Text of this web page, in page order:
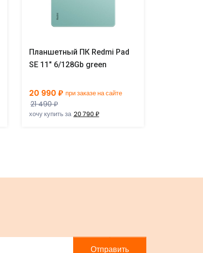
Планшетный ПК Redmi Pad
SE 11" 6/128Gb green
20 990 ₽ при заказе на сайте
21 490 ₽
хочу купить за 20 790 ₽
Отправить